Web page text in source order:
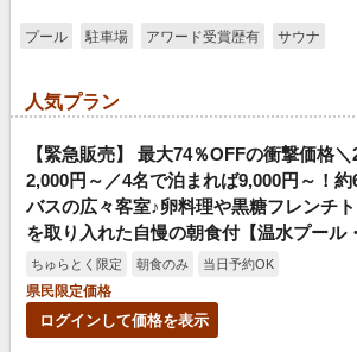
プール 駐車場 アワード受賞歴有 サウナ
人気プラン
【緊急販売】 最大74％OFFの衝撃価格
2,000円～／4名で泊まれば9,000円～！約
バスの広々客室♪卵料理や黒糖フレンチ
を取り入れた自慢の朝食付【温水プール
ちゅらとく限定 朝食のみ
当日予約OK
県民限定価格
ログインして価格を表示